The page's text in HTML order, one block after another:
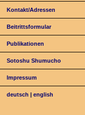
Kontakt/Adressen
Beitrittsformular
Publikationen
Sotoshu Shumucho
Impressum
deutsch |english